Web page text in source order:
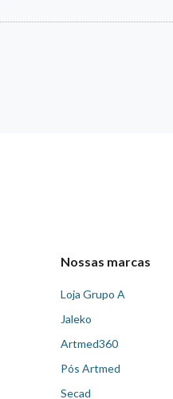
Nossas marcas
Loja Grupo A
Jaleko
Artmed360
Pós Artmed
Secad